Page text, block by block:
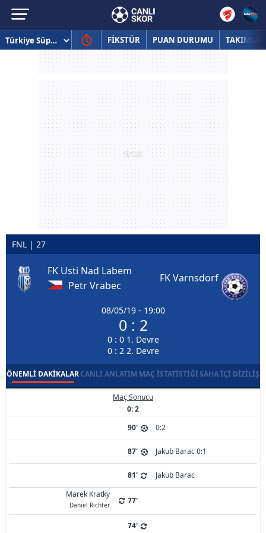
FİKSTÜR PUAN DURUMU TAKIMLAR
FNL | 27
FK Usti Nad Labem
Petr Vrabec
08/05/19 - 19:00
0 : 2
0 : 0 1. Devre
0 : 2 2. Devre
FK Varnsdorf
ÖNEMLI DAKIKALARCANLI ANLATIM MAÇ İSTATISTIĞISAHA İÇI DIZILIŞ
Maç Sonucu
0: 2
90'
0:2
87' Jakub Barac 0:1
81'
Jakub Barac
Marek Kratky
Daniel Richter 77'
74'